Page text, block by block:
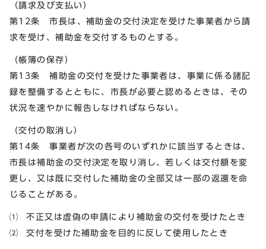
（請求及び支払い）
第12条 市長は、補助金の交付決定を受けた事業者から請
求を受け、補助金を交付するものとする。
（帳簿の保存）
第13条 補助金の交付を受けた事業者は、事業に係る諸記
録を整備するとともに、市長が必要と認めるときは、その
状況を速やかに報告しなければならない。
（交付の取消し）
第14条 事業者が次の各号のいずれかに該当するときは、
市長は補助金の交付決定を取り消し、若しくは交付額を変
更し、又は既に交付した補助金の全部又は一部の返還を命
じることがある。
⑴ 不正又は虚偽の申請により補助金の交付を受けたとき
⑵ 交付を受けた補助金を目的に反して使用したとき